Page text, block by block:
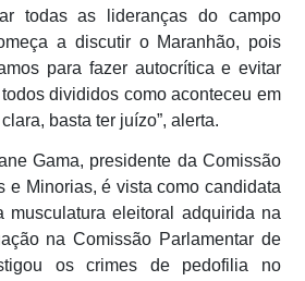
todas as lideranças do campo
a discutir o Maranhão, pois
para fazer autocrítica e evitar
divididos como aconteceu em
basta ter juízo”, alerta.
Gama, presidente da Comissão
e Minorias, é vista como candidata
musculatura eleitoral adquirida na
na Comissão Parlamentar de
os crimes de pedofilia no